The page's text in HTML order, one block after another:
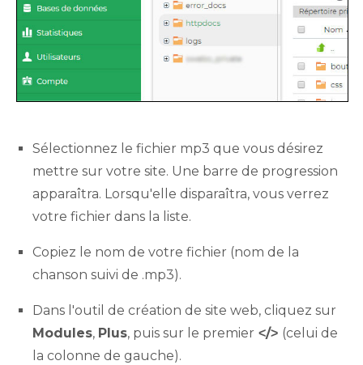
Sélectionnez le fichier mp3 que vous désirez
mettre sur votre site. Une barre de progression
apparaîtra. Lorsqu'elle disparaîtra, vous verrez
votre fichier dans la liste.
Copiez le nom de votre fichier (nom de la
chanson suivi de .mp3).
Dans l'outil de création de site web, cliquez sur
Modules, Plus, puis sur le premier ˂/˃ (celui de
la colonne de gauche).